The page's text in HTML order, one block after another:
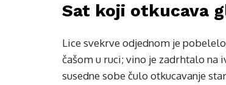
Sat koji otkucava
Lice svekrve odjednom je
čašom u ruci; vino je zadrhtalo na
susedne sobe čulo otkucavanje